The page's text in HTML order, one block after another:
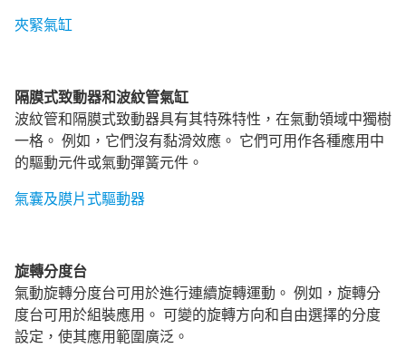
夾緊氣缸
隔膜式致動器和波紋管氣缸
波紋管和隔膜式致動器具有其特殊特性，在氣動領域中獨樹
一格。 例如，它們沒有黏滑效應。 它們可用作各種應用中
的驅動元件或氣動彈簧元件。
氣囊及膜片式驅動器
旋轉分度台
氣動旋轉分度台可用於進行連續旋轉運動。 例如，旋轉分
度台可用於組裝應用。 可變的旋轉方向和自由選擇的分度
設定，使其應用範圍廣泛。